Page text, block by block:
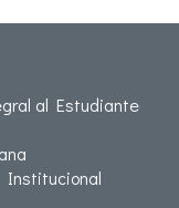
al Estudiante
Institucional